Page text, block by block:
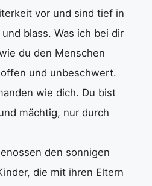
vor und sind tief in
blass. Was ich bei dir
du den Menschen
und unbeschwert.
wie dich. Du bist
mächtig, nur durch
den sonnigen
die mit ihren Eltern